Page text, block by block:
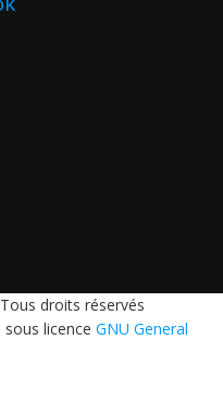
droits réservés
licence GNU General